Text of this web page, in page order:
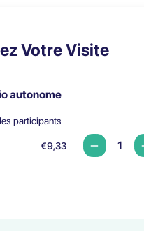
Votre Visite
autonome
participants
€9,33